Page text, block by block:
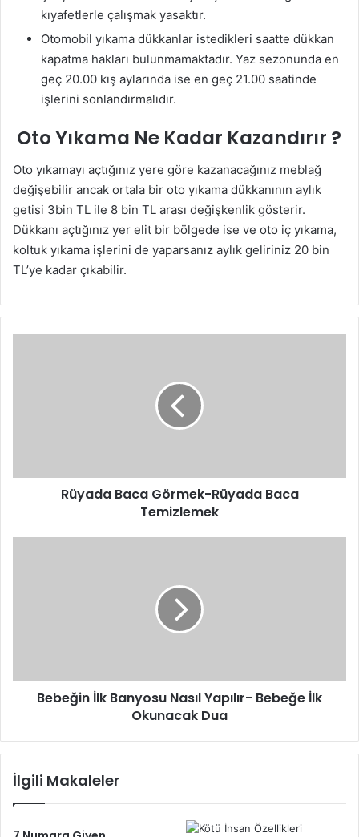
kıyafetlerle çalışmak yasaktır.
Otomobil yıkama dükkanlar istedikleri saatte dükkan
kapatma hakları bulunmamaktadır. Yaz sezonunda en
geç 20.00 kış aylarında ise en geç 21.00 saatinde
işlerini sonlandırmalıdır.
Oto Yıkama Ne Kadar Kazandırır ?
Oto yıkamayı açtığınız yere göre kazanacağınız meblağ
değişebilir ancak ortala bir oto yıkama dükkanının aylık
getisi 3bin TL ile 8 bin TL arası değişkenlik gösterir.
Dükkanı açtığınız yer elit bir bölgede ise ve oto iç yıkama,
koltuk yıkama işlerini de yaparsanız aylık geliriniz 20 bin
TL’ye kadar çıkabilir.
Rüyada Baca Görmek-Rüyada Baca
Temizlemek
Dua
Bebeğin İlk Banyosu Nasıl Yapılır- Bebeğe İlk
Okunacak Dua
İlgili Makaleler